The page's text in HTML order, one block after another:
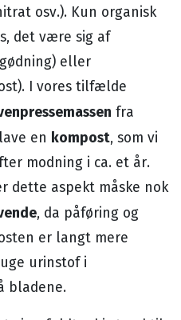
osv.). Kun organisk
det være sig af
eller
I vores tilfælde
fra
en kompost, som vi
modning i ca. et år.
dette aspekt måske nok
, da påføring og
er langt mere
urinstof i
bladene.